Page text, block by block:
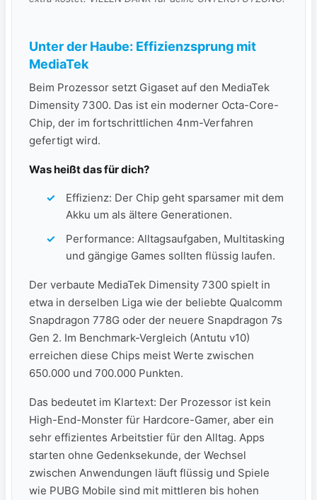
Unter der Haube: Effizienzsprung mit
MediaTek
Beim Prozessor setzt Gigaset auf den MediaTek
Dimensity 7300. Das ist ein moderner Octa-Core-
Chip, der im fortschrittlichen 4nm-Verfahren
gefertigt wird.
Was heißt das für dich?
Effizienz: Der Chip geht sparsamer mit dem
Akku um als ältere Generationen.
Performance: Alltagsaufgaben, Multitasking
und gängige Games sollten flüssig laufen.
Der verbaute MediaTek Dimensity 7300 spielt in
etwa in derselben Liga wie der beliebte Qualcomm
Snapdragon 778G oder der neuere Snapdragon 7s
Gen 2. Im Benchmark-Vergleich (Antutu v10)
erreichen diese Chips meist Werte zwischen
650.000 und 700.000 Punkten.
Das bedeutet im Klartext: Der Prozessor ist kein
High-End-Monster für Hardcore-Gamer, aber ein
sehr effizientes Arbeitstier für den Alltag. Apps
starten ohne Gedenksekunde, der Wechsel
zwischen Anwendungen läuft flüssig und Spiele
wie PUBG Mobile sind mit mittleren bis hohen